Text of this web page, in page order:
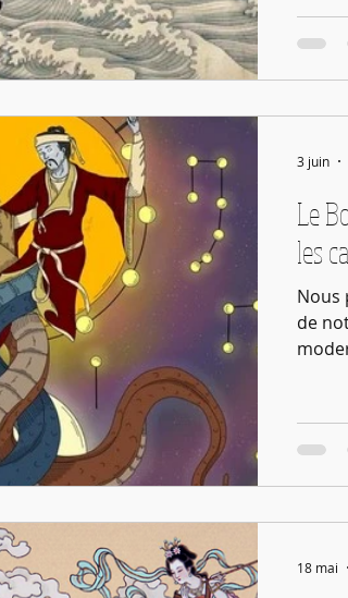
ne
Le
les
Nous
de
la
et du
3 juin
18 mai